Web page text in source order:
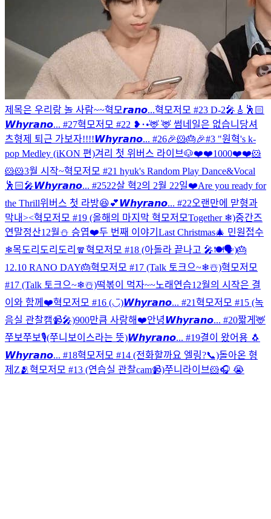
제목은 우리랑 놀 사람~~혁모𝙧𝙖𝙣𝙤...혁모저모 #23 D-2🎤🎸🕺🏻
𝙒𝙝𝙮𝙧𝙖𝙣𝙤... #27혁모저모 #22 ❥･•🦌 🦌 썸네일은 없습니당셔
츠형제 퇴근 가보자!!!!𝙒𝙝𝙮𝙧𝙖𝙣𝙤... #26🎉🐹🎂🎉#3 "원혁's k-
pop Medley (iKON 편)겨리 첫 위버스 라이브🐶❤️❤️1000❤️❤️🐹
🐹🐹3월 시작~혁모저모 #21 hyuk's Random Play Dance&Vocal
🕺🏻🎤𝙒𝙝𝙮𝙧𝙖𝙣𝙤... #2522살 혁2의 2월 22일❤️Are you ready for
the Thrill위버스 첫 라방😆💕𝙒𝙝𝙮𝙧𝙖𝙣𝙤... #22오랜만에 맏형과
막내><혁모저모 #19 (올해의 마지막 혁모저모Together ❄)중간즈
연말정산12월⛄️ 승엽❤️두 번째 이야기 Last Christmas🎄 민원접수
❄목도리도리도리🧣혁모저모 #18 (아돌라 끝나고 🎤🍽🗣)🎂
12.10 RANO DAY🎂혁모저모 #17 (Talk 토크으~❄☃️)혁모저모
#17 (Talk 토크으~❄☃️)떡볶이 먹자~~노래연습12월의 시작은 결
이와 함께❤️혁모저모 #16 (◡̈)𝙒𝙝𝙮𝙧𝙖𝙣𝙤... #21혁모저모 #15 (녹
음실 관찰캠📹🎤)900만큼 사랑해❤️안녕𝙒𝙝𝙮𝙧𝙖𝙣𝙤... #20짧게🦌
쭈보쭈보🎙️(쭈니보이스라는 뜻)𝙒𝙝𝙮𝙧𝙖𝙣𝙤... #19결이 왔어용 🐧
𝙒𝙝𝙮𝙧𝙖𝙣𝙤... #18혁모저모 #14 (전화할까요 엘링?📞)돌아온 형
제Z🫂혁모저모 #13 (연습실 관찰cam📹)쭈니라이브🐹🎧 😭